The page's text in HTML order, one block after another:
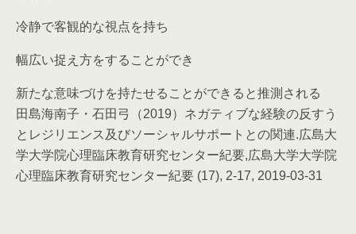
冷静で客観的な視点を持ち
幅広い捉え方をすることができ
新たな意味づけを持たせることができると推測される
田島海南子・石田弓（2019）ネガティブな経験の反すう
とレジリエンス及びソーシャルサポートとの関連.広島大
学大学院心理臨床教育研究センター紀要,広島大学大学院
心理臨床教育研究センター紀要 (17), 2-17, 2019-03-31